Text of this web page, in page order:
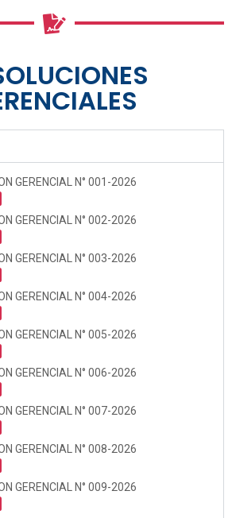
GERENCIAL N° 001-2026
GERENCIAL N° 002-2026
GERENCIAL N° 003-2026
GERENCIAL N° 004-2026
GERENCIAL N° 005-2026
GERENCIAL N° 006-2026
GERENCIAL N° 007-2026
GERENCIAL N° 008-2026
GERENCIAL N° 009-2026